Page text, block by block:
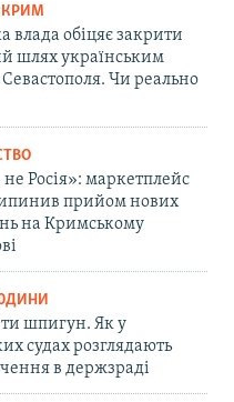
КРИМ
влада обіцяє закрити
шлях українським
Чи реально
Росія»: маркетплейс
прийом нових
на Кримському
ти шпигун. Як у
судах розглядають
в держзраді